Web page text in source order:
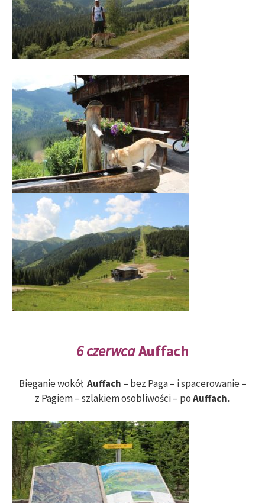
6 czerwcaAuffach
Bieganie wokół Auffach – bez Paga – i spacerowanie –
z Pagiem – szlakiem osobliwości – poAuffach.